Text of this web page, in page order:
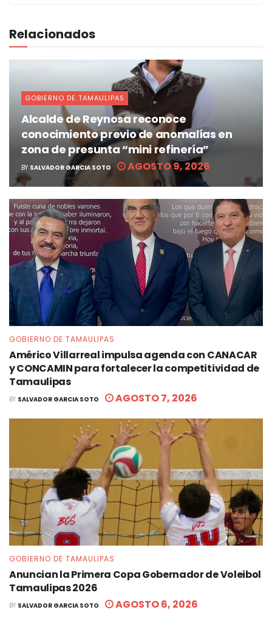
Relacionados
GOBIERNO DE TAMAULIPAS
Alcalde de Reynosa reconoce
conocimiento previo de anomalías en
zona de presunta “mini refinería”
BY SALVADOR GARCIA SOTO AGOSTO 9, 2026
GOBIERNO DE TAMAULIPAS
Américo Villarreal impulsa agenda con CANACAR
y CONCAMIN para fortalecer la competitividad de
Tamaulipas
BY SALVADOR GARCIA SOTO AGOSTO 7, 2026
GOBIERNO DE TAMAULIPAS
Anuncian la Primera Copa Gobernador de Voleibol
Tamaulipas 2026
BY SALVADOR GARCIA SOTO AGOSTO 6, 2026